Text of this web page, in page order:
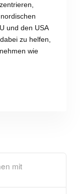
und den USA
zu helfen,
wie
mit